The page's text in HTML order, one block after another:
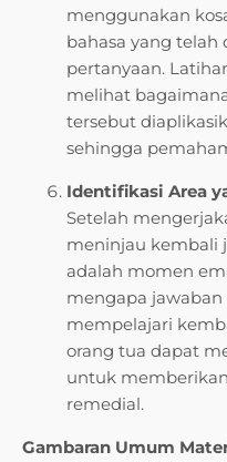
menggunakan
bahasa yang
pertanyaan.
melihat
tersebut
sehingga
Identifikasi Area
Setelah
meninjau kembali
adalah momen
mengapa
mempelajari
orang tua dapat
untuk
remedial.
Gambaran Umum